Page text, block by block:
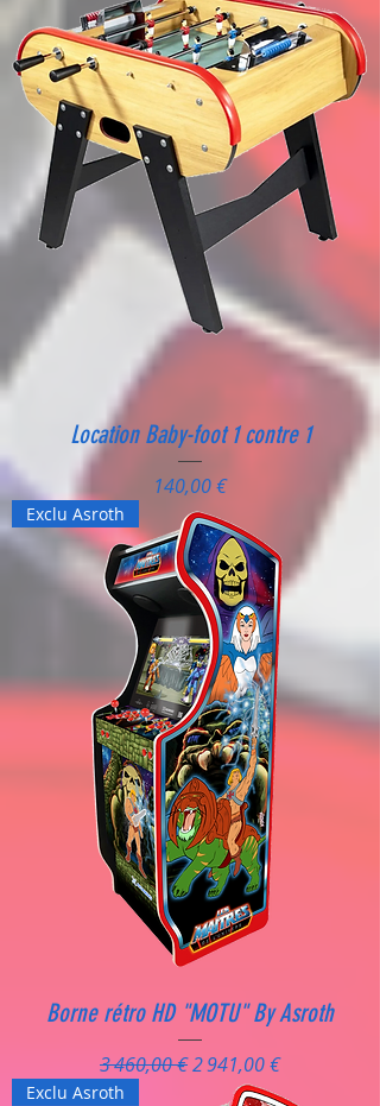
Location Baby-foot 1 contre 1
Prix
140,00 €
Exclu Asroth
Borne rétro HD "MOTU" By Asroth
Prix original
3 460,00 €Prix promotionnel
2 941,00 €
Exclu Asroth